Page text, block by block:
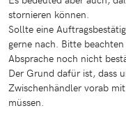
stornieren können.
Sollte eine
gerne nach. Bitte
Absprache noch nicht
Der Grund dafür ist, dass
Zwischenhändler vorab
müssen.